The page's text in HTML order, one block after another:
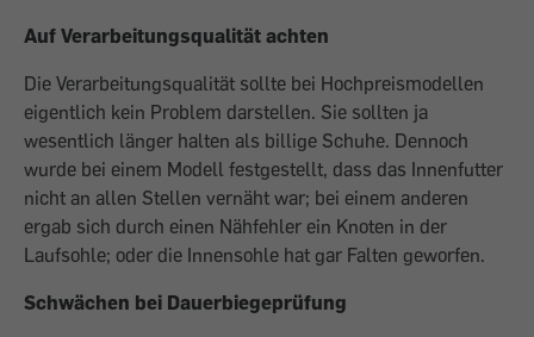
Auf Verarbeitungsqualität achten
Die Verarbeitungsqualität sollte bei Hochpreismodellen
eigentlich kein Problem darstellen. Sie sollten ja
wesentlich länger halten als billige Schuhe. Dennoch
wurde bei einem Modell festgestellt, dass das Innenfutter
nicht an allen Stellen vernäht war; bei einem anderen
ergab sich durch einen Nähfehler ein Knoten in der
Laufsohle; oder die Innensohle hat gar Falten geworfen.
Schwächen bei Dauerbiegeprüfung